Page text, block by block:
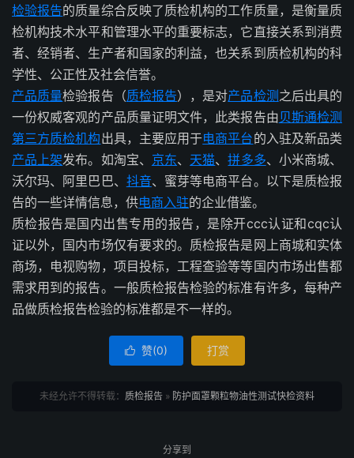
检验报告的质量综合反映了质检机构的工作质量，是衡量质
检机构技术水平和管理水平的重要标志，它直接关系到消费
者、经销者、生产者和国家的利益，也关系到质检机构的科
学性、公正性及社会信誉。
产品质量检验报告（质检报告），是对产品检测 之后出具的
一份权威客观的产品质量证明文件，此类报告由贝斯通检测
第三方质检机构出具，主要应用于电商平台的入驻及新品类
产品上架发布。如淘宝、 京东、 天猫、拼多多、小米商城、
沃尔玛、阿里巴巴、 抖音、蜜芽等电商平台。以下是质检报
告的一些详情信息，供电商入驻的企业借鉴。
质检报告是国内出售专用的报告，是除开ccc认证和cqc认
证以外，国内市场仅有要求的。质检报告是网上商城和实体
商场，电视购物，项目投标，工程查验等等国内市场出售都
需求用到的报告。一般质检报告检验的标准有许多，每种产
品做质检报告检验的标准都是不一样的。
 赞(0) 打赏
未经允许不得转载： 质检报告 » 防护面罩颗粒物油性测试快检资料
分享到